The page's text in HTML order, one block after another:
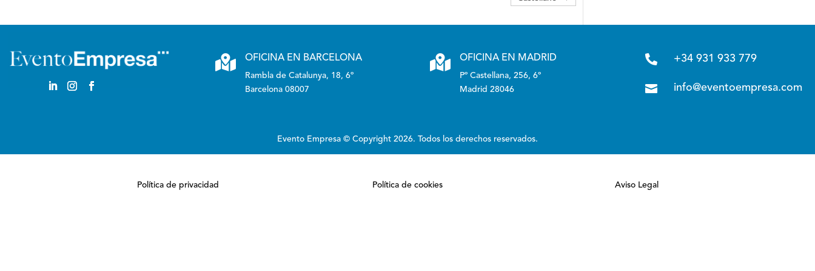
 OFICINA EN BARCELONA
Rambla de Catalunya, 18, 6º
Barcelona 08007
 OFICINA EN MADRID
Pº Castellana, 256, 6º
Madrid 28046
 +34 931 933 779
 info@eventoempresa.com
Evento Empresa © Copyright 2026. Todos los derechos reservados.
Política de privacidad Política de cookies Aviso Legal